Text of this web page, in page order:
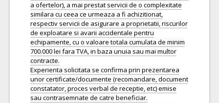
a ofertelor), a mai prestat servicii de o complexitate
similara cu ceea ce urmeaza a fi achizitionat,
respectiv servicii de asigurare a proprietatii, riscurilor
de exploatare si avarii accidentale pentru
echipamente, cu o valoare totala cumulata de minim
700.000 lei fara TVA, in baza unuia sau mai multor
contracte.
Experienta solicitata se confirma prin prezentarea
unor certificate/documente (recomandare, document
constatator, proces verbal de receptie, etc) emise
sau contrasemnate de catre beneficiar.